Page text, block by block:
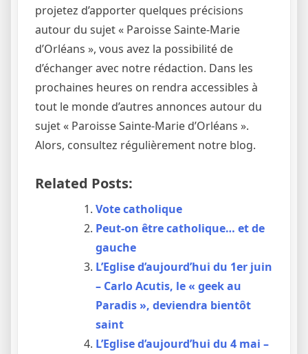
projetez d’apporter quelques précisions
autour du sujet « Paroisse Sainte-Marie
d’Orléans », vous avez la possibilité de
d’échanger avec notre rédaction. Dans les
prochaines heures on rendra accessibles à
tout le monde d’autres annonces autour du
sujet « Paroisse Sainte-Marie d’Orléans ».
Alors, consultez régulièrement notre blog.
Related Posts:
Vote catholique
Peut-on être catholique… et de
gauche
L’Eglise d’aujourd’hui du 1er juin
– Carlo Acutis, le « geek au
Paradis », deviendra bientôt
saint
L’Eglise d’aujourd’hui du 4 mai –